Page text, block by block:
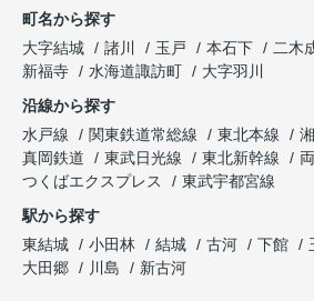
町名から探す
大字結城
諸川 玉戸 本石下 二木
新福寺
水海道諏訪町
大字羽川
沿線から探す
水戸線
関東鉄道常総線 東北本線
真岡鉄道
東武日光線 東北新幹線
つくばエクスプレス
東武宇都宮線
駅から探す
東結城
小田林 結城 古河 下館
大田郷
川島 新古河